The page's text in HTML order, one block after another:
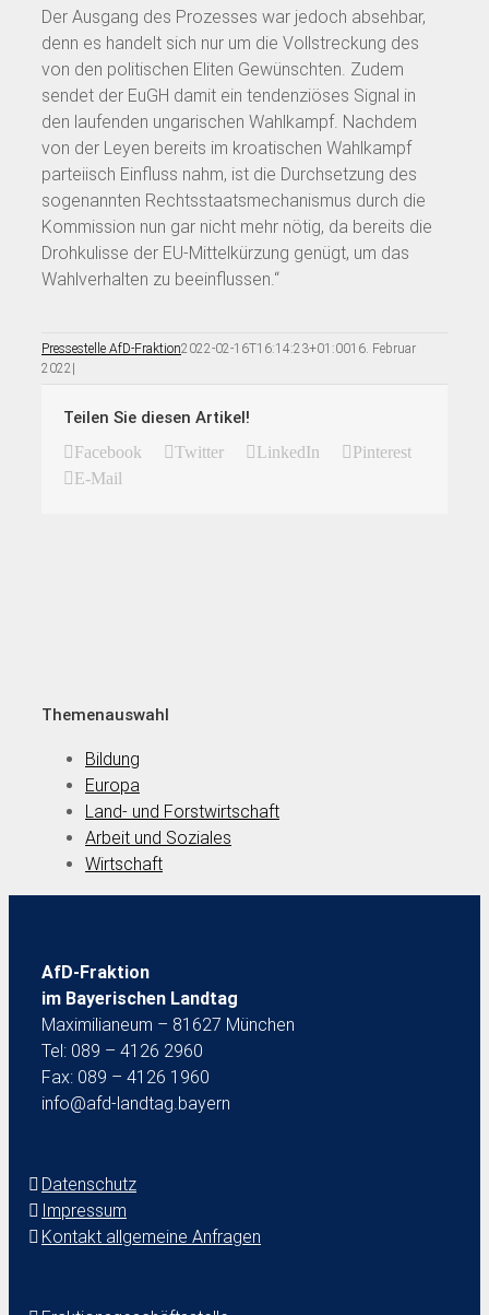
Der Ausgang des Prozesses war jedoch absehbar,
denn es handelt sich nur um die Vollstreckung des
von den politischen Eliten Gewünschten. Zudem
sendet der EuGH damit ein tendenziöses Signal in
den laufenden ungarischen Wahlkampf. Nachdem
von der Leyen bereits im kroatischen Wahlkampf
parteiisch Einfluss nahm, ist die Durchsetzung des
sogenannten Rechtsstaatsmechanismus durch die
Kommission nun gar nicht mehr nötig, da bereits die
Drohkulisse der EU-Mittelkürzung genügt, um das
Wahlverhalten zu beeinflussen.“
Pressestelle AfD-Fraktion2022-02-16T16:14:23+01:0016. Februar
2022 |
Teilen Sie diesen Artikel!
Facebook Twitter LinkedIn
Pinterest
E-Mail
Themenauswahl
Bildung
Europa
Land- und Forstwirtschaft
Arbeit und Soziales
Wirtschaft
AfD-Fraktion
im Bayerischen Landtag
Maximilianeum – 81627 München
Tel: 089 – 4126 2960
Fax: 089 – 4126 1960
info@afd-landtag.bayern
Datenschutz
Impressum
Kontakt allgemeine Anfragen